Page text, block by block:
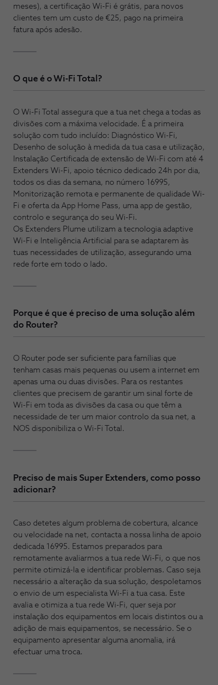
meses), a certificação Wi-Fi é grátis, para novos
clientes tem um custo de €25, pago na primeira
fatura após adesão.
O que é o Wi-Fi Total?
O Wi-Fi Total assegura que a tua net chega a todas as
divisões com a máxima velocidade. É a primeira
solução com tudo incluído: Diagnóstico Wi-Fi,
Desenho de solução à medida da tua casa e utilização,
Instalação Certificada de extensão de Wi-Fi com até 4
Extenders Wi-Fi, apoio técnico dedicado 24h por dia,
todos os dias da semana, no número 16995,
Monitorização remota e permanente de qualidade Wi-
Fi e oferta da App Home Pass, uma app de gestão,
controlo e segurança do seu Wi-Fi.
Os Extenders Plume utilizam a tecnologia adaptive
Wi-Fi e Inteligência Artificial para se adaptarem às
tuas necessidades de utilização, assegurando uma
rede forte em todo o lado.
Porque é que é preciso de uma solução além
do Router?
O Router pode ser suficiente para famílias que
tenham casas mais pequenas ou usem a internet em
apenas uma ou duas divisões. Para os restantes
clientes que precisem de garantir um sinal forte de
Wi-Fi em toda as divisões da casa ou que têm a
necessidade de ter um maior controlo da sua net, a
NOS disponibiliza o Wi-Fi Total.
Preciso de mais Super Extenders, como posso
adicionar?
Caso detetes algum problema de cobertura, alcance
ou velocidade na net, contacta a nossa linha de apoio
dedicada 16995. Estamos preparados para
remotamente avaliarmos a tua rede Wi-Fi, o que nos
permite otimizá-la e identificar problemas. Caso seja
necessário a alteração da sua solução, despoletamos
o envio de um especialista Wi-Fi a tua casa. Este
avalia e otimiza a tua rede Wi-Fi, quer seja por
instalação dos equipamentos em locais distintos ou a
adição de mais equipamentos, se necessário. Se o
equipamento apresentar alguma anomalia, irá
efectuar uma troca.